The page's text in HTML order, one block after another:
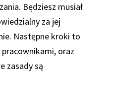
Będziesz musiał
za jej
Następne kroki to
oraz
zasady są